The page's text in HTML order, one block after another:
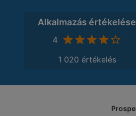
Alkalmazás értékelése
4
1 020 értékelés